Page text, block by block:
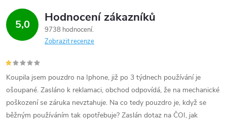
i
s
u
5,0 Hodnocení zákazníků
9738 hodnocení
Zobrazit recenze
Koupila jsem pouzdro na Iphone, již po 3 týdnech používání je
ošoupané. Zasláno k reklamaci, obchod odpovídá, že na mechanické
poškození se záruka nevztahuje. Na co tedy pouzdro je, když se
běžným používáním tak opotřebuje? Zaslán dotaz na ČOI, jak